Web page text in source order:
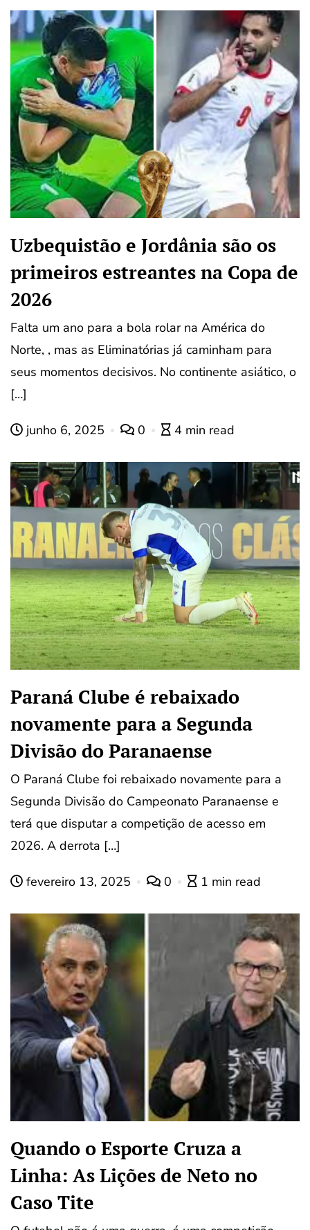
Uzbequistão e Jordânia são os
primeiros estreantes na Copa de
2026
Falta um ano para a bola rolar na América do
Norte, , mas as Eliminatórias já caminham para
seus momentos decisivos. No continente asiático, o
[…]
junho 6, 2025 0 4 min read
Paraná Clube é rebaixado
novamente para a Segunda
Divisão do Paranaense
O Paraná Clube foi rebaixado novamente para a
Segunda Divisão do Campeonato Paranaense e
terá que disputar a competição de acesso em
2026. A derrota […]
fevereiro 13, 2025 0 1 min read
Quando o Esporte Cruza a
Linha: As Lições de Neto no
Caso Tite